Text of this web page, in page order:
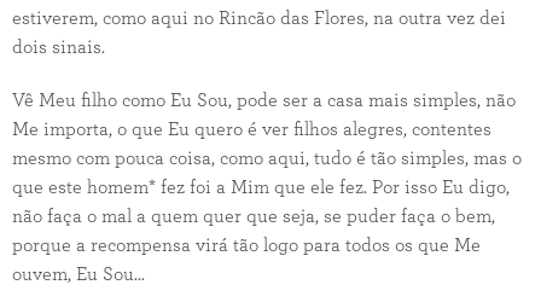
estiverem, como aqui no Rincão das Flores, na outra vez dei
dois sinais.
Vê Meu filho como Eu Sou, pode ser a casa mais simples, não
Me importa, o que Eu quero é ver filhos alegres, contentes
mesmo com pouca coisa, como aqui, tudo é tão simples, mas o
que este homem* fez foi a Mim que ele fez. Por isso Eu digo,
não faça o mal a quem quer que seja, se puder faça o bem,
porque a recompensa virá tão logo para todos os que Me
ouvem, Eu Sou...